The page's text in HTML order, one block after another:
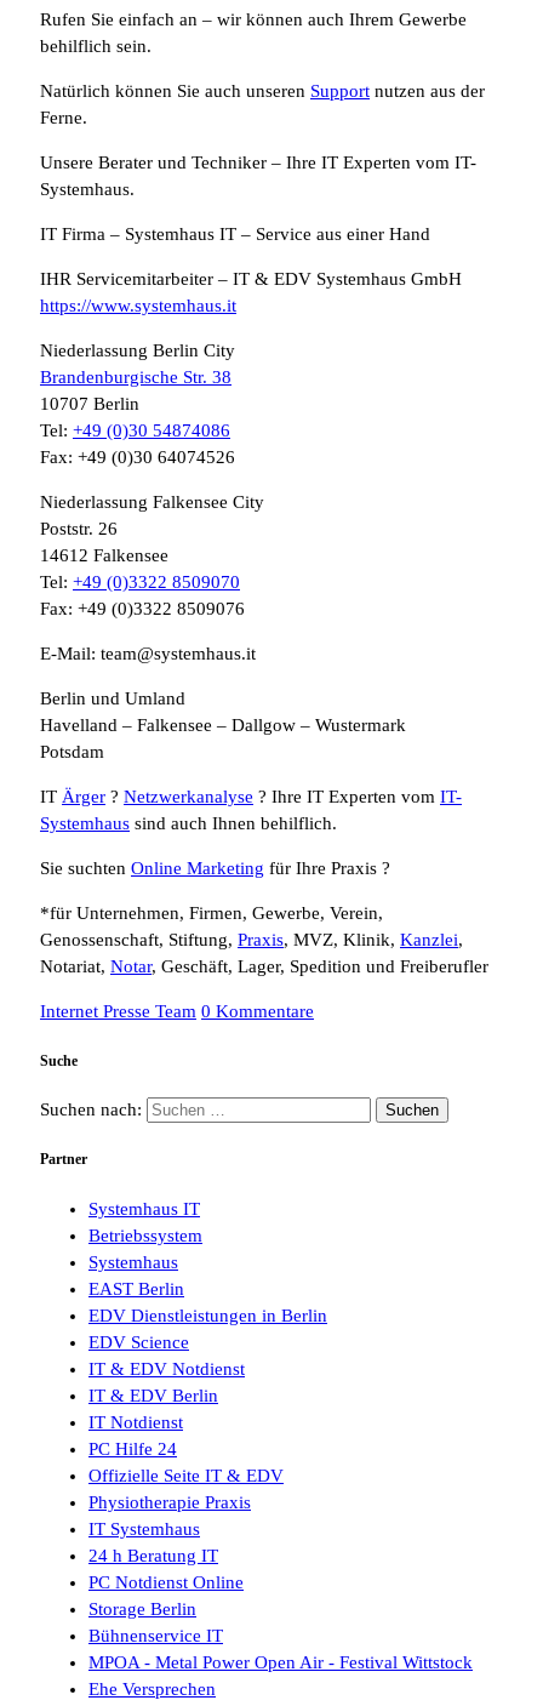
Rufen Sie einfach an – wir können auch Ihrem Gewerbe
behilflich sein.
Natürlich können Sie auch unseren Support nutzen aus der
Ferne.
Unsere Berater und Techniker – Ihre IT Experten vom IT-
Systemhaus.
IT Firma – Systemhaus IT – Service aus einer Hand
IHR Servicemitarbeiter – IT & EDV Systemhaus GmbH
https://www.systemhaus.it
Niederlassung Berlin City
Brandenburgische Str. 38
10707 Berlin
Tel: +49 (0)30 54874086
Fax: +49 (0)30 64074526
Niederlassung Falkensee City
Poststr. 26
14612 Falkensee
Tel: +49 (0)3322 8509070
Fax: +49 (0)3322 8509076
E-Mail: team@systemhaus.it
Berlin und Umland
Havelland – Falkensee – Dallgow – Wustermark
Potsdam
IT Ärger ? Netzwerkanalyse ? Ihre IT Experten vom IT-
Systemhaus sind auch Ihnen behilflich.
Sie suchten Online Marketing für Ihre Praxis ?
*für Unternehmen, Firmen, Gewerbe, Verein,
Genossenschaft, Stiftung, Praxis, MVZ, Klinik, Kanzlei,
Notariat, Notar, Geschäft, Lager, Spedition und Freiberufler
Internet Presse Team 0 Kommentare
Suche
Suchen nach:
Partner
Systemhaus IT
Betriebssystem
Systemhaus
EAST Berlin
EDV Dienstleistungen in Berlin
EDV Science
IT & EDV Notdienst
IT & EDV Berlin
IT Notdienst
PC Hilfe 24
Offizielle Seite IT & EDV
Physiotherapie Praxis
IT Systemhaus
24 h Beratung IT
PC Notdienst Online
Storage Berlin
Bühnenservice IT
MPOA - Metal Power Open Air - Festival Wittstock
Ehe Versprechen